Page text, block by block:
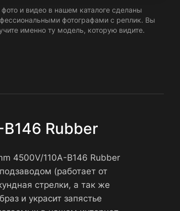
фото и видео в нашем каталоге сделаны
фотографами с реплик. Вы
именно ту модель, которую видите.
Rubber
4500V/110A-B146 Rubber
(работает от
стрелки, а так же
и украсит запястье